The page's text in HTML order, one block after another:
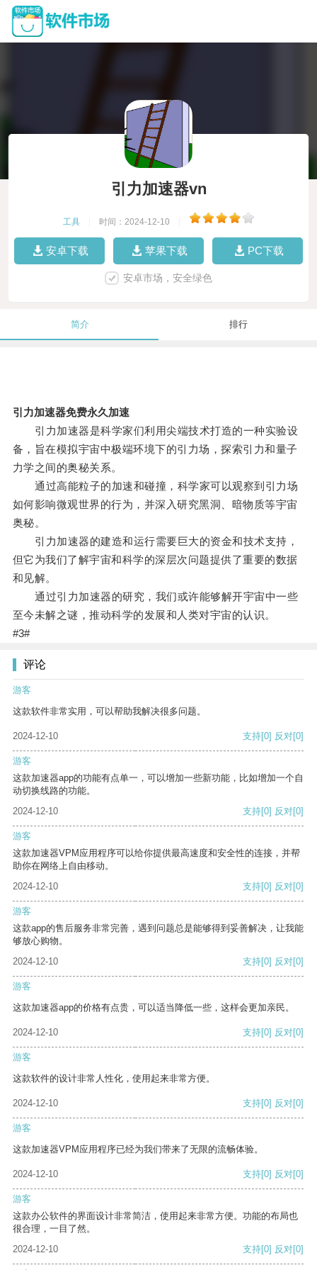
引力加速器vn
工具 时间：2024-12-10
安卓下载 苹果下载 PC下载
安卓市场，安全绿色
简介 排行
引力加速器免费永久加速
引力加速器是科学家们利用尖端技术打造的一种实验设
备，旨在模拟宇宙中极端环境下的引力场，探索引力和量子
力学之间的奥秘关系。
通过高能粒子的加速和碰撞，科学家可以观察到引力场
如何影响微观世界的行为，并深入研究黑洞、暗物质等宇宙
奥秘。
引力加速器的建造和运行需要巨大的资金和技术支持，
但它为我们了解宇宙和科学的深层次问题提供了重要的数据
和见解。
通过引力加速器的研究，我们或许能够解开宇宙中一些
至今未解之谜，推动科学的发展和人类对宇宙的认识。
#3#
评论
游客
这款软件非常实用，可以帮助我解决很多问题。
2024-12-10 支持[0] 反对[0]
游客
这款加速器app的功能有点单一，可以增加一些新功能，比如增加一个自
动切换线路的功能。
2024-12-10
支持[0] 反对[0]
游客
这款加速器VPM应用程序可以给你提供最高速度和安全性的连接，并帮
助你在网络上自由移动。
2024-12-10
支持[0] 反对[0]
游客
这款app的售后服务非常完善，遇到问题总是能够得到妥善解决，让我能
够放心购物。
2024-12-10
支持[0] 反对[0]
游客
这款加速器app的价格有点贵，可以适当降低一些，这样会更加亲民。
2024-12-10 支持[0] 反对[0]
游客
这款软件的设计非常人性化，使用起来非常方便。
2024-12-10 支持[0] 反对[0]
游客
这款加速器VPM应用程序已经为我们带来了无限的流畅体验。
2024-12-10 支持[0] 反对[0]
游客
这款办公软件的界面设计非常简洁，使用起来非常方便。功能的布局也
很合理，一目了然。
2024-12-10
支持[0] 反对[0]